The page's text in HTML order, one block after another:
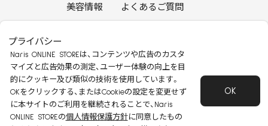
美容情報 よくあるご質問
安心して安全にご使用いただくために
特定商取引法に基づく表記
会社概要
個人情報保護方針
会員規約
プライバシー
Naris ONLINE STOREは、コンテンツや広告のカスタ
マイズと広告効果の測定、ユーザー体験の向上を目
的にクッキー及び類似の技術を使用しています。
OKをクリックする、またはCookieの設定を変更せず
に本サイトのご利用を継続されることで、Naris
ONLINE STOREの個人情報保護方針に同意したもの
OK